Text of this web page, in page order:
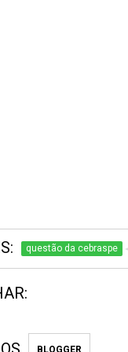
questão da cebraspe
BLOGGER